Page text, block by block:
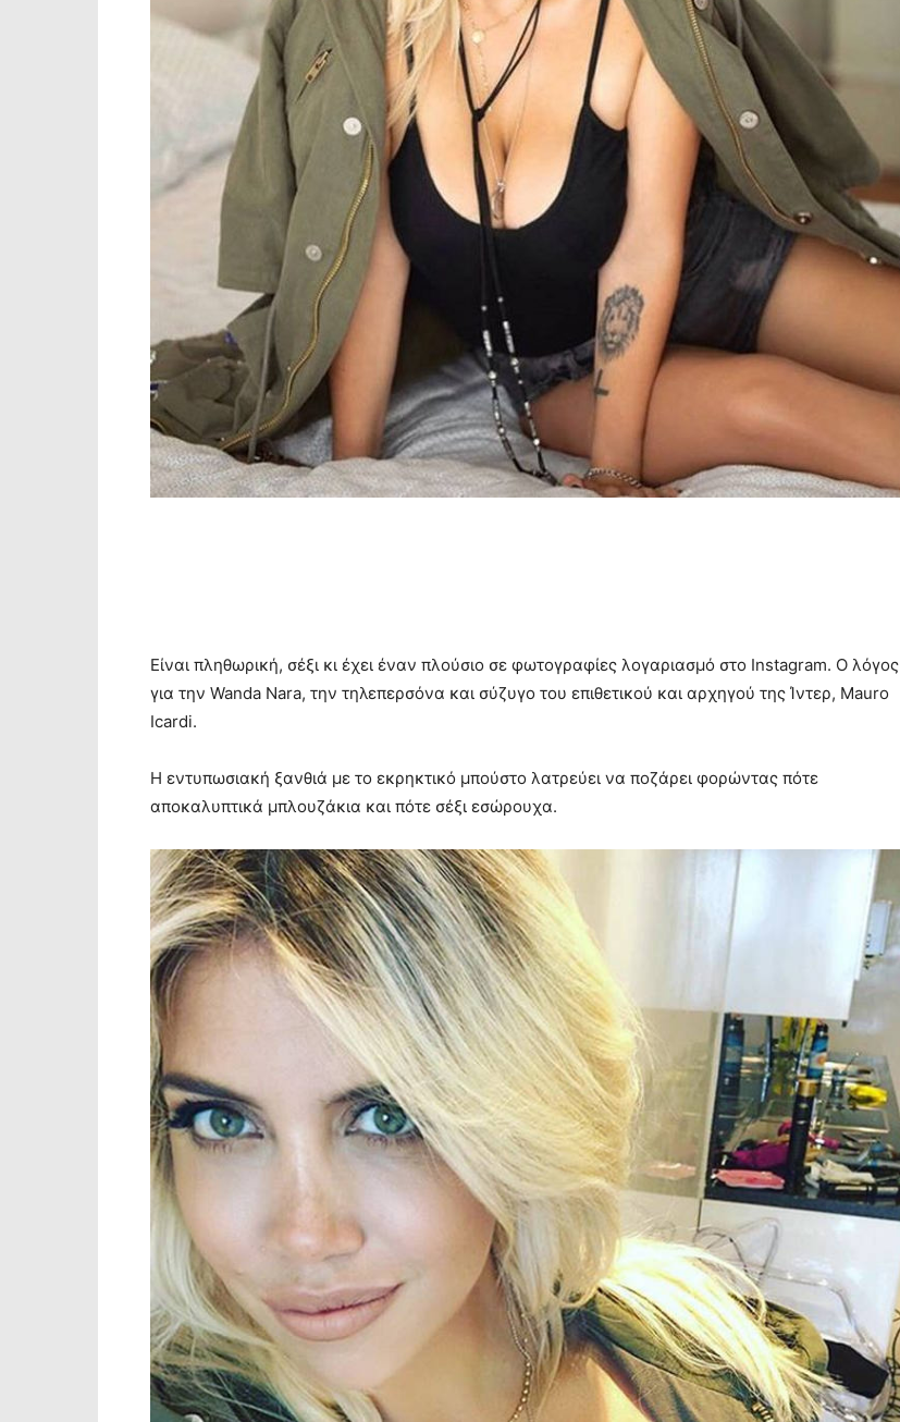
Είναι πληθωρική, σέξι κι έχει έναν πλούσιο σε φωτογραφίες λογαριασμό στο Instagram. Ο λόγος
για την Wanda Nara, την τηλεπερσόνα και σύζυγο του επιθετικού και αρχηγού της Ίντερ, Mauro
Icardi.
Η εντυπωσιακή ξανθιά με το εκρηκτικό μπούστο λατρεύει να ποζάρει φορώντας πότε
αποκαλυπτικά μπλουζάκια και πότε σέξι εσώρουχα.